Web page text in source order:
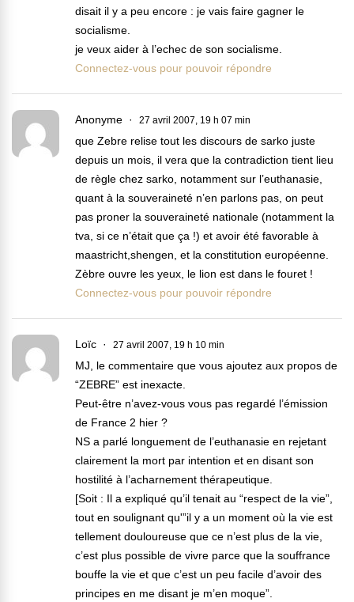
disait il y a peu encore : je vais faire gagner le
socialisme.
je veux aider à l’echec de son socialisme.
Connectez-vous pour pouvoir répondre
Anonyme 27 avril 2007, 19 h 07 min
que Zebre relise tout les discours de sarko juste
depuis un mois, il vera que la contradiction tient lieu
de règle chez sarko, notamment sur l’euthanasie,
quant à la souveraineté n’en parlons pas, on peut
pas proner la souveraineté nationale (notamment la
tva, si ce n’était que ça !) et avoir été favorable à
maastricht,shengen, et la constitution européenne.
Zèbre ouvre les yeux, le lion est dans le fouret !
Connectez-vous pour pouvoir répondre
Loïc 27 avril 2007, 19 h 10 min
MJ, le commentaire que vous ajoutez aux propos de
“ZEBRE” est inexacte.
Peut-être n’avez-vous vous pas regardé l’émission
de France 2 hier ?
NS a parlé longuement de l’euthanasie en rejetant
clairement la mort par intention et en disant son
hostilité à l’acharnement thérapeutique.
[Soit : Il a expliqué qu’il tenait au “respect de la vie”,
tout en soulignant qu'”il y a un moment où la vie est
tellement douloureuse que ce n’est plus de la vie,
c’est plus possible de vivre parce que la souffrance
bouffe la vie et que c’est un peu facile d’avoir des
principes en me disant je m’en moque”.